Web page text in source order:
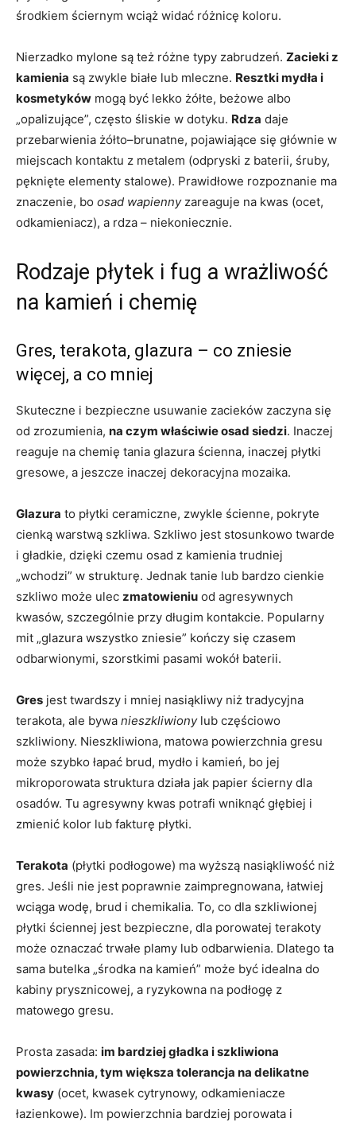
środkiem ściernym wciąż widać różnicę koloru.
Nierzadko mylone są też różne typy zabrudzeń. Zacieki z
kamienia są zwykle białe lub mleczne. Resztki mydła i
kosmetyków mogą być lekko żółte, beżowe albo
„opalizujące”, często śliskie w dotyku. Rdza daje
przebarwienia żółto–brunatne, pojawiające się głównie w
miejscach kontaktu z metalem (odpryski z baterii, śruby,
pęknięte elementy stalowe). Prawidłowe rozpoznanie ma
znaczenie, bo osad wapiennyzareaguje na kwas (ocet,
odkamieniacz), a rdza – niekoniecznie.
Rodzaje płytek i fug a wrażliwość
na kamień i chemię
Gres, terakota, glazura – co zniesie
więcej, a co mniej
Skuteczne i bezpieczne usuwanie zacieków zaczyna się
od zrozumienia, na czym właściwie osad siedzi. Inaczej
reaguje na chemię tania glazura ścienna, inaczej płytki
gresowe, a jeszcze inaczej dekoracyjna mozaika.
Glazura to płytki ceramiczne, zwykle ścienne, pokryte
cienką warstwą szkliwa. Szkliwo jest stosunkowo twarde
i gładkie, dzięki czemu osad z kamienia trudniej
„wchodzi” w strukturę. Jednak tanie lub bardzo cienkie
szkliwo może ulec zmatowieniu od agresywnych
kwasów, szczególnie przy długim kontakcie. Popularny
mit „glazura wszystko zniesie” kończy się czasem
odbarwionymi, szorstkimi pasami wokół baterii.
Gres jest twardszy i mniej nasiąkliwy niż tradycyjna
terakota, ale bywa nieszkliwionylub częściowo
szkliwiony. Nieszkliwiona, matowa powierzchnia gresu
może szybko łapać brud, mydło i kamień, bo jej
mikroporowata struktura działa jak papier ścierny dla
osadów. Tu agresywny kwas potrafi wniknąć głębiej i
zmienić kolor lub fakturę płytki.
Terakota (płytki podłogowe) ma wyższą nasiąkliwość niż
gres. Jeśli nie jest poprawnie zaimpregnowana, łatwiej
wciąga wodę, brud i chemikalia. To, co dla szkliwionej
płytki ściennej jest bezpieczne, dla porowatej terakoty
może oznaczać trwałe plamy lub odbarwienia. Dlatego ta
sama butelka „środka na kamień” może być idealna do
kabiny prysznicowej, a ryzykowna na podłogę z
matowego gresu.
Prosta zasada: im bardziej gładka i szkliwiona
powierzchnia, tym większa tolerancja na delikatne
kwasy (ocet, kwasek cytrynowy, odkamieniacze
łazienkowe). Im powierzchnia bardziej porowata i